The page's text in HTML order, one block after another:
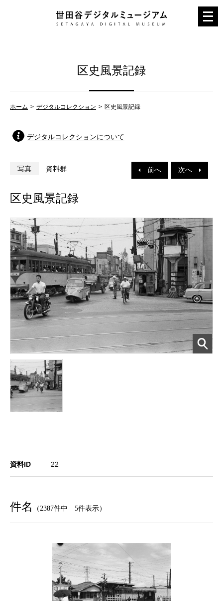
メ
ニ
区史風景記録
ホーム デジタルコレクション 区史風景記録
デジタルコレクションについて
前へ 次へ
写真 資料群
区史風景記録
資料ID 22
件名 （2387件中 5件表示）